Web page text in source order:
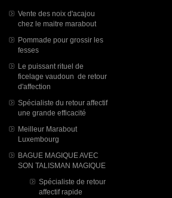
Vente des noix d'acajou
chez le maitre marabout
Pommade pour grossir les
fesses
Le puissant rituel de
ficelage vaudoun de retour
d'affection
Spécialiste du retour affectif
une grande efficacité
Meilleur Marabout
Luxembourg
BAGUE MAGIQUE AVEC
SON TALISMAN MAGIQUE
Spécialiste de retour
affectif rapide